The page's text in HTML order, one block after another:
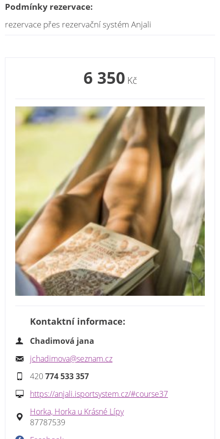
Podmínky rezervace:
rezervace přes rezervační systém Anjali
6 350 Kč
Kontaktní informace:
Chadimová jana
jchadimova@seznam.cz
420774 533 357
https://anjali.isportsystem.cz/#course37
Horka, Horka u Krásné Lípy
87787539